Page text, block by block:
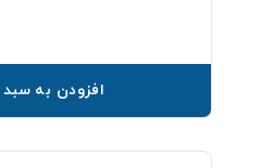
افزودن به سبد